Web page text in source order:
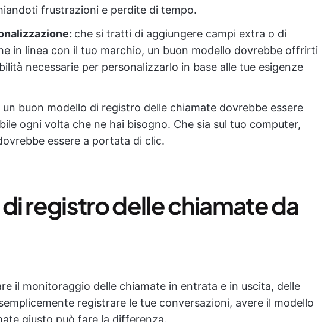
frustrazioni e perdite di tempo.
che si tratti di aggiungere campi extra o di
in linea con il tuo marchio, un buon modello dovrebbe offrirti
necessarie per personalizzarlo in base alle tue esigenze
un buon modello di registro delle chiamate dovrebbe essere
ogni volta che ne hai bisogno. Che sia sul tuo computer,
essere a portata di clic.
registro delle chiamate da
il monitoraggio delle chiamate in entrata e in uscita, delle
registrare le tue conversazioni, avere il modello
giusto può fare la differenza.